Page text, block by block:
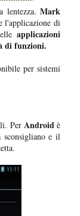
lentezza.Mark
l'applicazione di
applicazioni
di funzioni.
per sistemi
Per Androidè
e il